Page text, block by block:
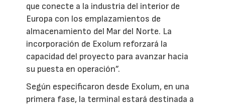
que conecte a la industria del interior de
Europa con los emplazamientos de
almacenamiento del Mar del Norte. La
incorporación de Exolum reforzará la
capacidad del proyecto para avanzar hacia
su puesta en operación”.
Según especificaron desde Exolum, en una
primera fase, la terminal estará destinada a